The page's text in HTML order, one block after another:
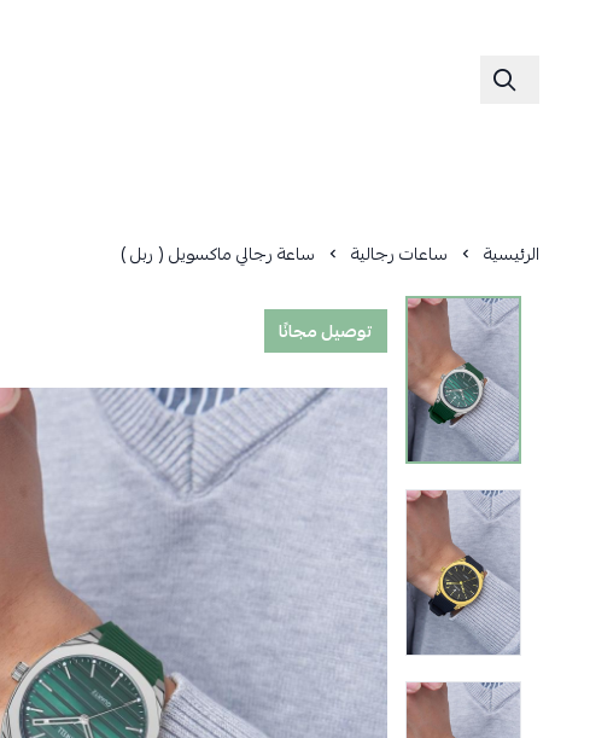
الرئيسية ساعات رجالية ساعة رجالي ماكسويل ( ربل )
توصيل مجانًا